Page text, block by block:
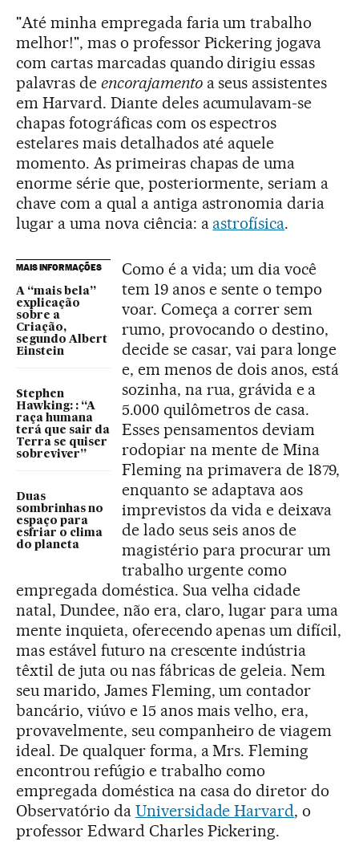
"Até minha empregada faria um trabalho
melhor!", mas o professor Pickering jogava
com cartas marcadas quando dirigiu essas
palavras de encorajamentoa seus assistentes
em Harvard. Diante deles acumulavam-se
chapas fotográficas com os espectros
estelares mais detalhados até aquele
momento. As primeiras chapas de uma
enorme série que, posteriormente, seriam a
chave com a qual a antiga astronomia daria
lugar a uma nova ciência: a astrofísica.
MAIS INFORMAÇÕES
A “mais bela”
explicação
sobre a
Criação,
segundo Albert
Einstein
Stephen
Hawking: : “A
raça humana
terá que sair da
Terra se quiser
sobreviver”
Duas
sombrinhas no
espaço para
esfriar o clima
do planeta
Como é a vida; um dia você
tem 19 anos e sente o tempo
voar. Começa a correr sem
rumo, provocando o destino,
decide se casar, vai para longe
e, em menos de dois anos, está
sozinha, na rua, grávida e a
5.000 quilômetros de casa.
Esses pensamentos deviam
rodopiar na mente de Mina
Fleming na primavera de 1879,
enquanto se adaptava aos
imprevistos da vida e deixava
de lado seus seis anos de
magistério para procurar um
trabalho urgente como
empregada doméstica. Sua velha cidade
natal, Dundee, não era, claro, lugar para uma
mente inquieta, oferecendo apenas um difícil,
mas estável futuro na crescente indústria
têxtil de juta ou nas fábricas de geleia. Nem
seu marido, James Fleming, um contador
bancário, viúvo e 15 anos mais velho, era,
provavelmente, seu companheiro de viagem
ideal. De qualquer forma, a Mrs. Fleming
encontrou refúgio e trabalho como
empregada doméstica na casa do diretor do
Observatório da Universidade Harvard, o
professor Edward Charles Pickering.